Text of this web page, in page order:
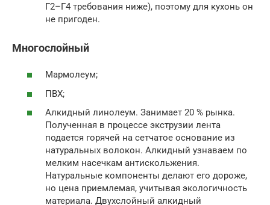
Г2–Г4 требования ниже), поэтому для кухонь он
не пригоден.
Многослойный
Мармолеум;
ПВХ;
Алкидный линолеум. Занимает 20 % рынка.
Полученная в процессе экструзии лента
подается горячей на сетчатое основание из
натуральных волокон. Алкидный узнаваем по
мелким насечкам антискольжения.
Натуральные компоненты делают его дороже,
но цена приемлемая, учитывая экологичность
материала. Двухслойный алкидный